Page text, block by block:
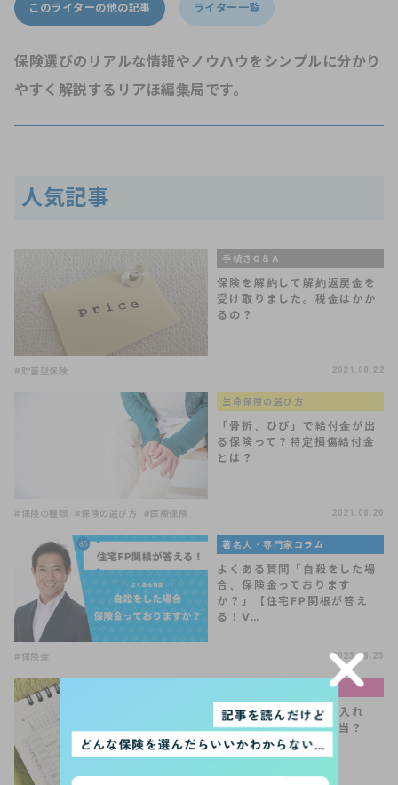
このライターの他の記事 ライター一覧
保険選びのリアルな情報やノウハウをシンプルに分かり
やすく解説するリアほ編集局です。
人気記事
手続きQ＆A
保険を解約して解約返戻金を
受け取りました。税金はかか
るの？
#貯蓄型保険 2021.08.22
生命保険の選び方
「骨折、ひび」で給付金が出
る保険って？特定損傷給付金
とは？
#保険の種類 #保険の選び方 #医療保険 2021.08.20
著名人・専門家コラム
よくある質問「自殺をした場
合、保険金っております
か？」【住宅FP関根が答え
る！V…
#保険金 2023.08.23
お金と暮らしの基礎知識
産休・育休中は扶養に入れ
る？節税できるって本当？
【FP監修】